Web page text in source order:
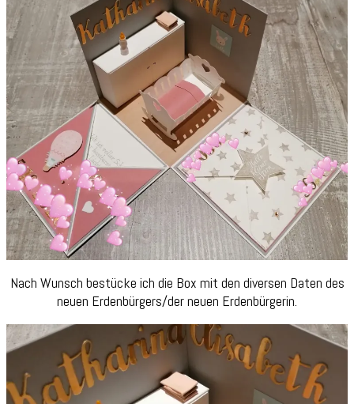
Nach Wunsch bestücke ich die Box mit den diversen Daten des
neuen Erdenbürgers/der neuen Erdenbürgerin.